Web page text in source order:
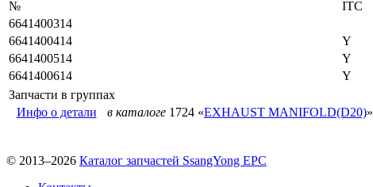
№
ITC
6641400314
6641400414
Y
6641400514
Y
6641400614
Y
Запчасти в группах
Инфо о детали
в каталоге 1724 «EXHAUST MANIFOLD(D20)»
© 2013–2026 Каталог запчастей SsangYong EPC